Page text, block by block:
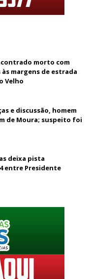
morto com
margens de estrada
Velho
e discussão, homem
de Moura; suspeito foi
deixa pista
entre Presidente